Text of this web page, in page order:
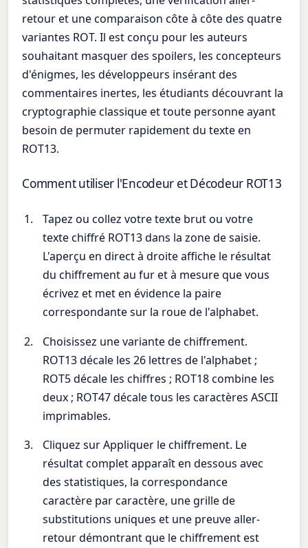
retour et une comparaison côte à côte des quatre
variantes ROT. Il est conçu pour les auteurs
souhaitant masquer des spoilers, les concepteurs
d'énigmes, les développeurs insérant des
commentaires inertes, les étudiants découvrant la
cryptographie classique et toute personne ayant
besoin de permuter rapidement du texte en
ROT13.
Comment utiliser l'Encodeur et Décodeur ROT13
Tapez ou collez votre texte brut ou votre
texte chiffré ROT13 dans la zone de saisie.
L'aperçu en direct à droite affiche le résultat
du chiffrement au fur et à mesure que vous
écrivez et met en évidence la paire
correspondante sur la roue de l'alphabet.
Choisissez une variante de chiffrement.
ROT13 décale les 26 lettres de l'alphabet ;
ROT5 décale les chiffres ; ROT18 combine les
deux ; ROT47 décale tous les caractères ASCII
imprimables.
Cliquez sur Appliquer le chiffrement. Le
résultat complet apparaît en dessous avec
des statistiques, la correspondance
caractère par caractère, une grille de
substitutions uniques et une preuve aller-
retour démontrant que le chiffrement est